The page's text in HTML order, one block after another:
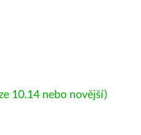
10.14 nebo novější)